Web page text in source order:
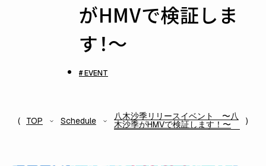
がHMVで検証しま
す！〜
# EVENT
TOP Schedule 八木沙季リリースイベント 〜八
木沙季がHMVで検証します！〜